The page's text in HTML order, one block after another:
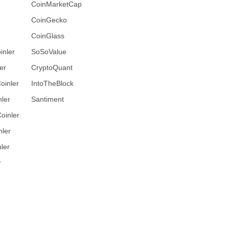
CoinMarketCap
CoinGecko
CoinGlass
SoSoValue
CryptoQuant
IntoTheBlock
Santiment